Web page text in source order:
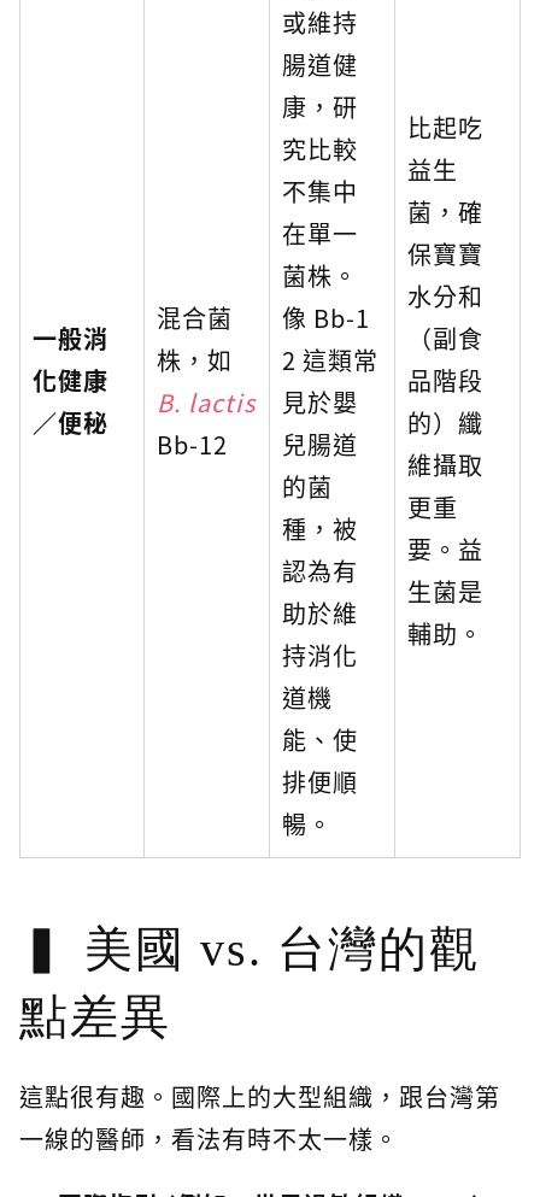
一般消
化健康
／便秘
混合菌
株，如
B. lactis
Bb-12
或維持
腸道健
康，研
究比較
不集中
在單一
菌株。
像 Bb-1
2 這類常
見於嬰
兒腸道
的菌
種，被
認為有
助於維
持消化
道機
能、使
排便順
暢。
比起吃
益生
菌，確
保寶寶
水分和
（副食
品階段
的）纖
維攝取
更重
要。益
生菌是
輔助。
美國 vs. 台灣的觀
點差異
這點很有趣。國際上的大型組織，跟台灣第
一線的醫師，看法有時不太一樣。